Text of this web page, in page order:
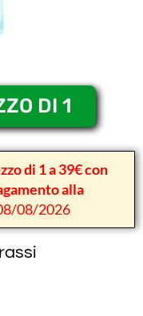
DI 1
di 1 a 39€ con
alla
08/2026